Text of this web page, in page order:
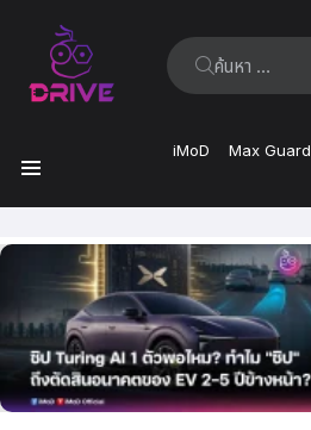
ค้นหา:
iMoD Max Guard
ล่าสุด